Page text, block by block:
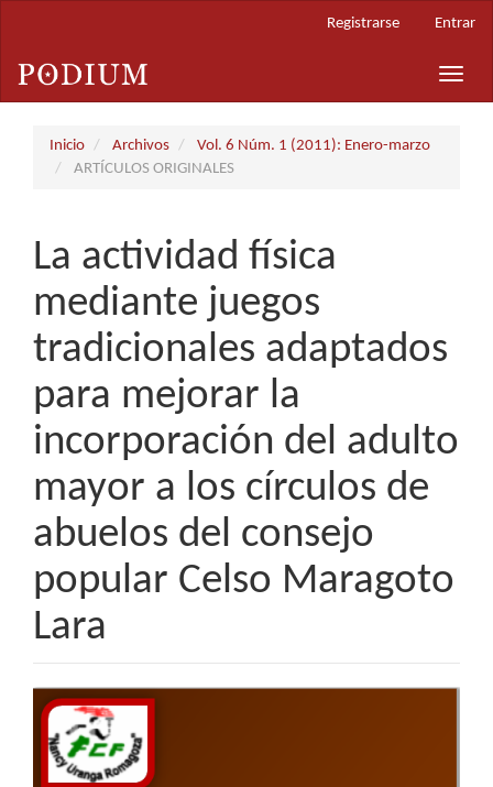
principal
Barra
Registrarse Entrar
Toggle
Inicio Archivos
Vol. 6 Núm. 1 (2011): Enero-marzo
ARTÍCULOS ORIGINALES
La actividad física
mediante juegos
tradicionales adaptados
para mejorar la
incorporación del adulto
mayor a los círculos de
abuelos del consejo
popular Celso Maragoto
Lara
Barra
lateral